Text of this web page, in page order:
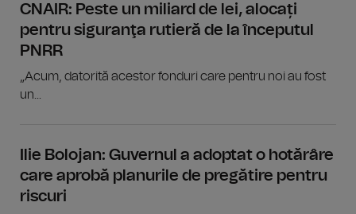
CNAIR: Peste un miliard de lei, alocați
pentru siguranţa rutieră de la începutul
PNRR
„Acum, datorită acestor fonduri care pentru noi au fost
un...
Ilie Bolojan: Guvernul a adoptat o hotărâre
care aprobă planurile de pregătire pentru
riscuri